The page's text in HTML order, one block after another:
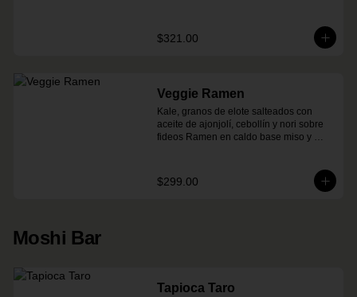
$321.00
Veggie Ramen
Kale, granos de elote salteados con
aceite de ajonjolí, cebollín y nori sobre
fideos Ramen en caldo base miso y
$299.00
Moshi Bar
Tapioca Taro